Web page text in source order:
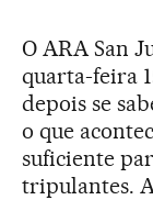
O ARA San
quarta-feira
depois se
o que
suficiente
tripulantes.